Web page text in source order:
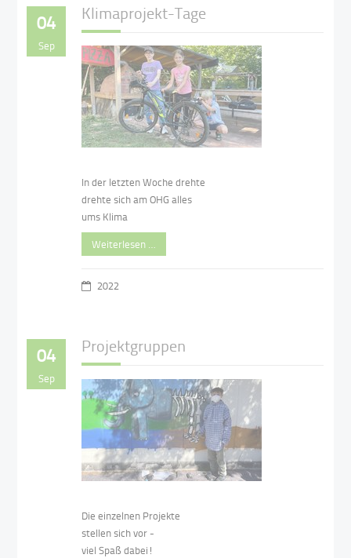
04
Sep
Klimaprojekt-Tage
In der letzten Woche drehte
drehte sich am OHG alles
ums Klima
Weiterlesen …
2022
04
Sep
Projektgruppen
Die einzelnen Projekte
stellen sich vor -
viel Spaß dabei!